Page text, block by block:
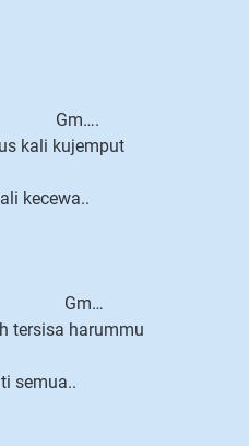
kali kujemput
kecewa..
tersisa harummu
semua..